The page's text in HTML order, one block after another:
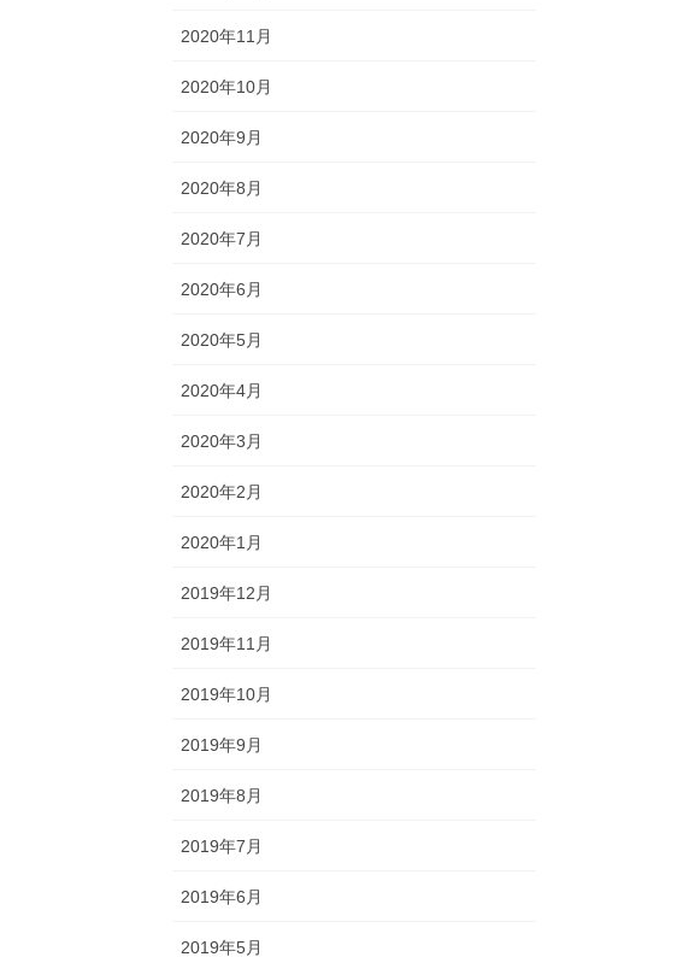
2020年11月
2020年10月
2020年9月
2020年8月
2020年7月
2020年6月
2020年5月
2020年4月
2020年3月
2020年2月
2020年1月
2019年12月
2019年11月
2019年10月
2019年9月
2019年8月
2019年7月
2019年6月
2019年5月